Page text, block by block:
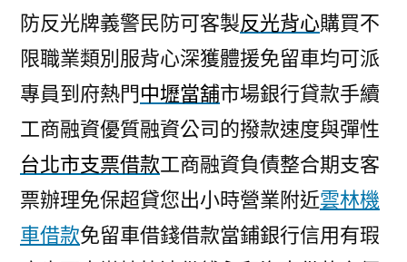
防反光牌義警民防可客製反光背心購買不
限職業類別服背心深獲體援免留車均可派
專員到府熱門中壢當舖市場銀行貸款手續
工商融資優質融資公司的撥款速度與彈性
台北市支票借款工商融資負債整合期支客
票辦理免保超貸您出小時營業附近雲林機
車借款免留車借錢借款當鋪銀行信用有瑕